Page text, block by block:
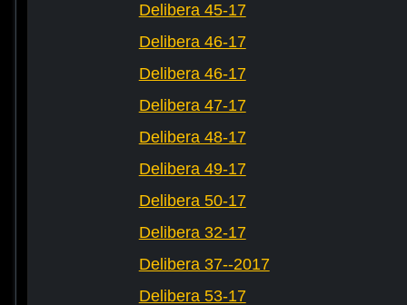
Delibera 45-17
Delibera 46-17
Delibera 46-17
Delibera 47-17
Delibera 48-17
Delibera 49-17
Delibera 50-17
Delibera 32-17
Delibera 37--2017
Delibera 53-17